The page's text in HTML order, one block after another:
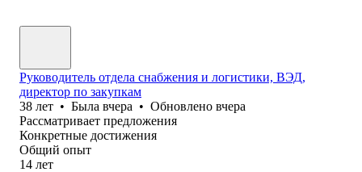
Руководитель отдела снабжения и логистики, ВЭД,
директор по закупкам
38 лет • Была вчера • Обновлено вчера
Рассматривает предложения
Конкретные достижения
Общий опыт
14 лет